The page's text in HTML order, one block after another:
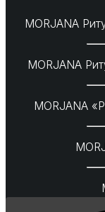
MORJANA
MORJANA
MORJANA